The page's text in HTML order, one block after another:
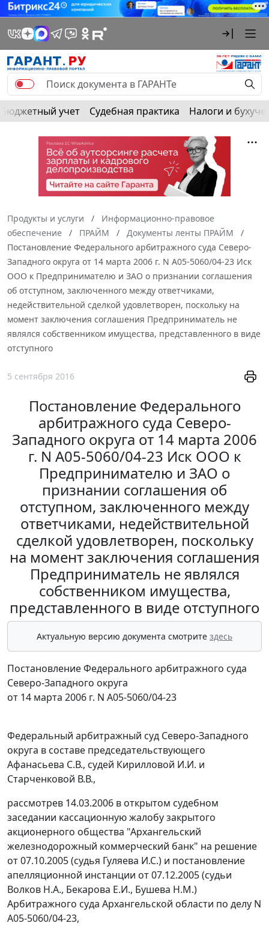
Бюджетный учет Судебная практика Налоги и
Продукты и услуги
Информационно-правовое
обеспечение
ПРАЙМ
Документы ленты ПРАЙМ
Постановление Федерального арбитражного суда Северо-
Западного округа от 14 марта 2006 г. N А05-5060/04-23 Иск
ООО к Предпринимателю и ЗАО о признании соглашения
об отступном, заключенного между ответчиками,
недействительной сделкой удовлетворен, поскольку на
момент заключения соглашения Предприниматель не
являлся собственником имущества, представленного в виде
отступного
5 сентября 2016
Постановление Федерального
арбитражного суда Северо-
Западного округа от 14 марта 2006
г. N А05-5060/04-23 Иск ООО к
Предпринимателю и ЗАО о
признании соглашения об
отступном, заключенного между
ответчиками, недействительной
сделкой удовлетворен, поскольку
на момент заключения соглашения
Предприниматель не являлся
собственником имущества,
представленного в виде отступного
Актуальную версию документа смотрите здесь
Постановление Федерального арбитражного суда
Северо-Западного округа
от 14 марта 2006 г. N А05-5060/04-23
Федеральный арбитражный суд Северо-Западного
округа в составе председательствующего
Афанасьева С.В., судей Кирилловой И.И. и
Старченковой В.В.,
рассмотрев 14.03.2006 в открытом судебном
заседании кассационную жалобу закрытого
акционерного общества "Архангельский
железнодорожный коммерческий банк" на решение
от 07.10.2005 (судья Гуляева И.С.) и постановление
апелляционной инстанции от 07.12.2005 (судьи
Волков Н.А., Бекарова Е.И., Бушева Н.М.)
Арбитражного суда Архангельской области по делу N
А05-5060/04-23,